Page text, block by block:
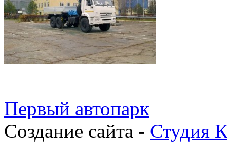
Первый автопарк
Создание сайта - Студия